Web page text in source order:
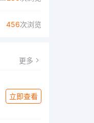
456次浏览
更多
立即查看